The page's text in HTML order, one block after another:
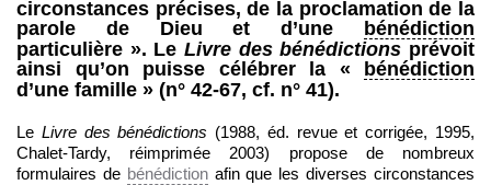
circonstances précises, de la proclamation de la
parole de Dieu et d’une
bénédiction
particulière ». Le Livre des bénédictions prévoit
ainsi qu’on puisse célébrer la «
bénédiction
d’une famille » (n° 42-67, cf. n° 41).
Le Livre des bénédictions (1988, éd. revue et corrigée, 1995,
Chalet‑Tardy, réimprimée 2003) propose de nombreux
formulaires de bénédictionafin que les diverses circonstances